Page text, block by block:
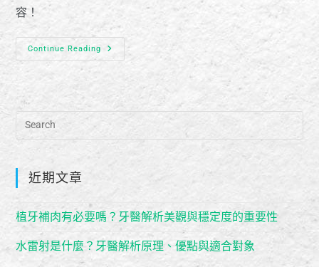
容！
Continue Reading
近期文章
植牙補肉有必要嗎？牙醫解析美觀與穩定度的重要性
水雷射是什麼？牙醫解析原理、優點與適合對象